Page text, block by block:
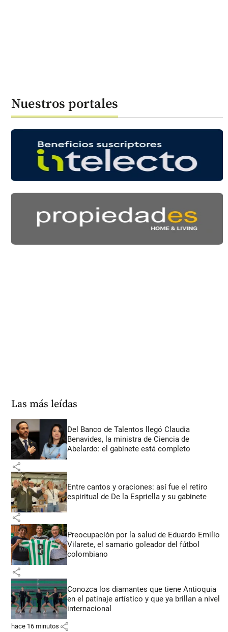
Nuestros portales
Las más leídas
Del Banco de Talentos llegó Claudia
Benavides, la ministra de Ciencia de
Abelardo: el gabinete está completo
share
Entre cantos y oraciones: así fue el retiro
espiritual de De la Espriella y su gabinete
share
Preocupación por la salud de Eduardo Emilio
Vilarete, el samario goleador del fútbol
colombiano
share
Conozca los diamantes que tiene Antioquia
en el patinaje artístico y que ya brillan a nivel
internacional
hace 16 minutos share